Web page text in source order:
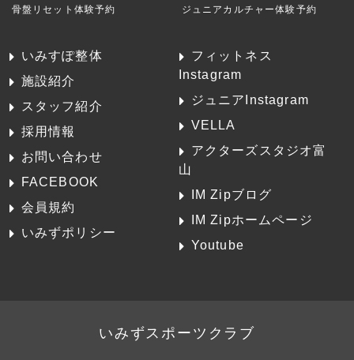
骨盤リセット体験予約
ジュニアカルチャー体験予約
いみすぽ整体
施設紹介
スタッフ紹介
採用情報
お問い合わせ
FACEBOOK
会員規約
いみずポリシー
フィットネス
Instagram
ジュニアInstagram
VELLA
アクターズスタジオ富
山
IM Zipブログ
IM Zipホームページ
Youtube
いみずスポーツクラブ